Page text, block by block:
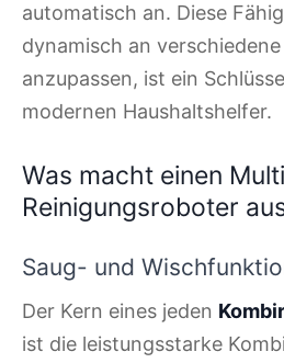
automatisch an. Diese
dynamisch an
anzupassen, ist ein
modernen Haushaltshelfer.
Was macht einen
Reinigungsroboter
Saug- und
Der Kern eines jeden
ist die leistungsstarke